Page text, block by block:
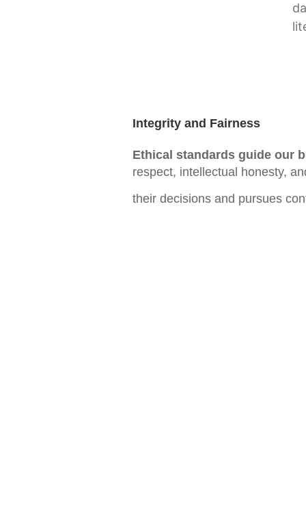
Integrity and Fairness
Ethical standards guide our
respect, intellectual honesty,
their decisions and pursues